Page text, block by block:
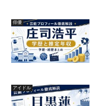
俳優
アイドル